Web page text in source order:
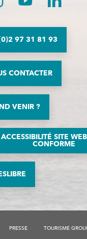
97 31 81 93
CONTACTER
VENIR ?
ACCESSIBILITÉ SITE
CONFORME
PRESSE TOURISME